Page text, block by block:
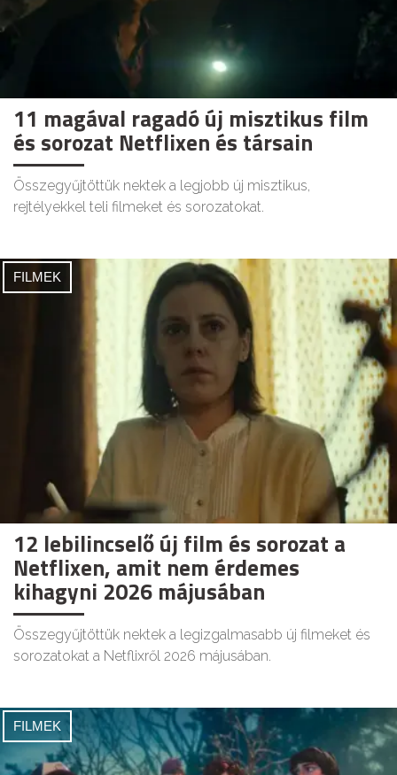
11 magával ragadó új misztikus film
és sorozat Netflixen és társain
Összegyűjtöttük nektek a legjobb új misztikus,
rejtélyekkel teli filmeket és sorozatokat.
FILMEK
12 lebilincselő új film és sorozat a
Netflixen, amit nem érdemes
kihagyni 2026 májusában
Összegyűjtöttük nektek a legizgalmasabb új filmeket és
sorozatokat a Netflixről 2026 májusában.
FILMEK